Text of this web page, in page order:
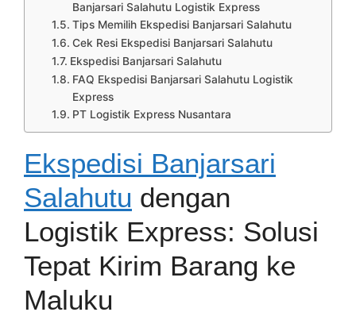
Banjarsari Salahutu Logistik Express
Tips Memilih Ekspedisi Banjarsari Salahutu
Cek Resi Ekspedisi Banjarsari Salahutu
Ekspedisi Banjarsari Salahutu
FAQ Ekspedisi Banjarsari Salahutu Logistik
Express
PT Logistik Express Nusantara
Ekspedisi Banjarsari
Salahutu dengan
Logistik Express: Solusi
Tepat Kirim Barang ke
Maluku